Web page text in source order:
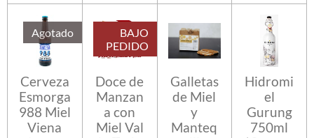
Agotado
Cerveza
Esmorga
988 Miel
Viena
BAJO
PEDIDO
Doce de
Manzan
a con
Miel Val
Galletas
de Miel
y
Manteq
Hidromi
el
Gurung
750ml